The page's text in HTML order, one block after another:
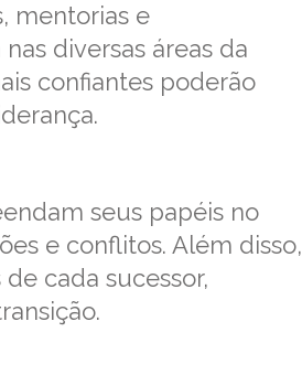
mentorias e
diversas áreas da
confiantes poderão
seus papéis no
e conflitos. Além disso,
cada sucessor,